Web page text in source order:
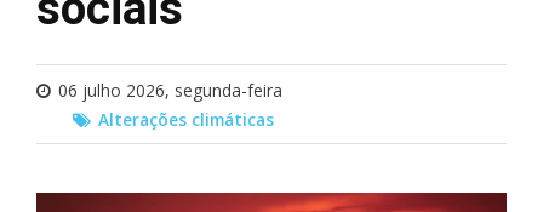
06 julho 2026, segunda-feira
Alterações climáticas